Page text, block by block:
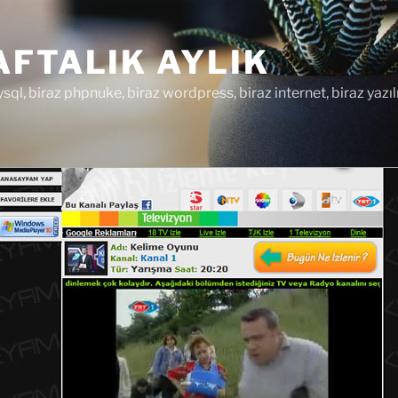
AYLIK
biraz phpnuke, biraz wordpress, biraz internet, biraz